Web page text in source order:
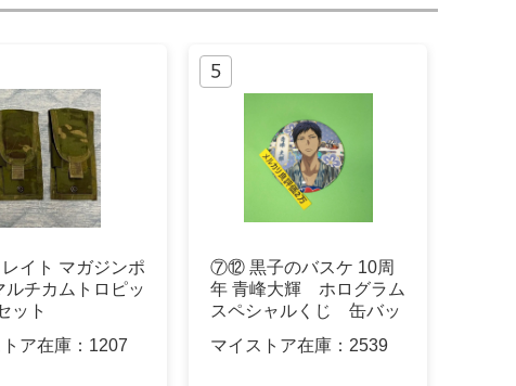
イト マガジンポ
ルチカムトロピッ
ット
ア在庫： 1207
⑦⑫ 黒子のバスケ 10周
年 青峰大輝 ホログラム
スペシャルくじ 缶バッ
マイストア在庫： 2539